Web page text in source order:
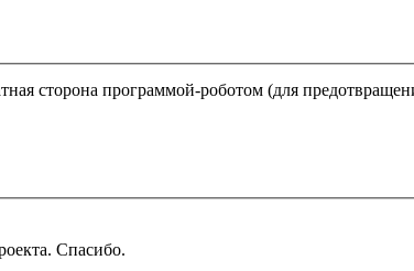
сторона программой-роботом (для
Спасибо.